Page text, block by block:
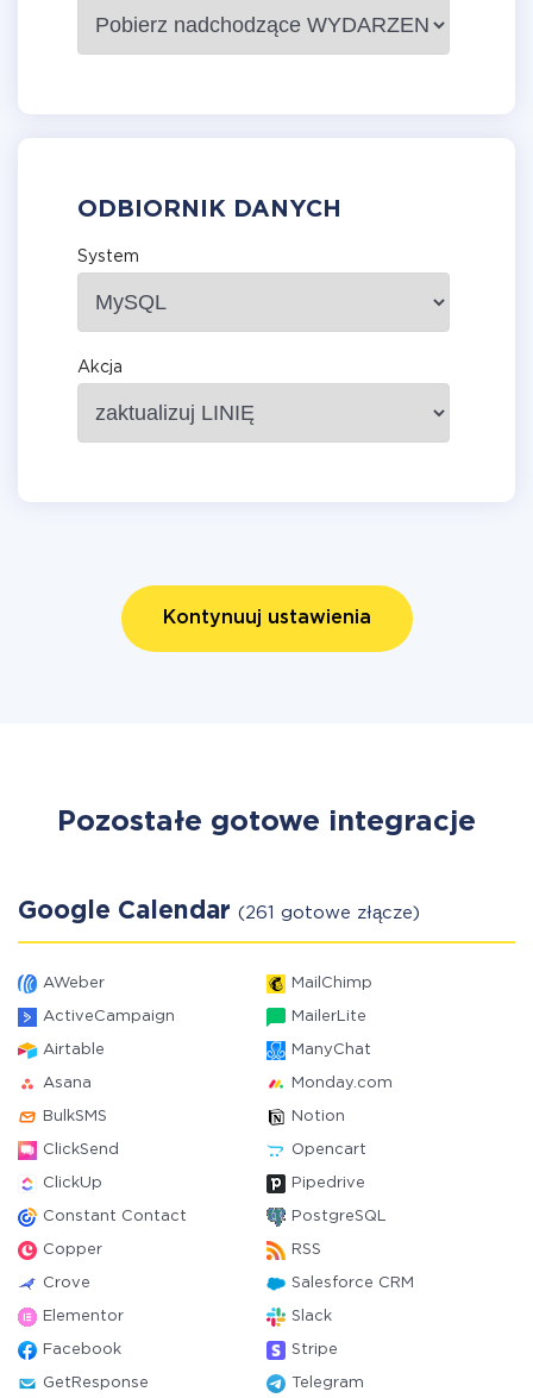
ODBIORNIK DANYCH
System
Akcja
Kontynuuj ustawienia
Pozostałe gotowe integracje
Google Calendar (261 gotowe złącze)
AWeber MailChimp
ActiveCampaign MailerLite
Airtable ManyChat
Asana Monday.com
BulkSMS Notion
ClickSend Opencart
ClickUp Pipedrive
Constant Contact PostgreSQL
Copper RSS
Crove Salesforce CRM
Elementor Slack
Facebook Stripe
GetResponse Telegram